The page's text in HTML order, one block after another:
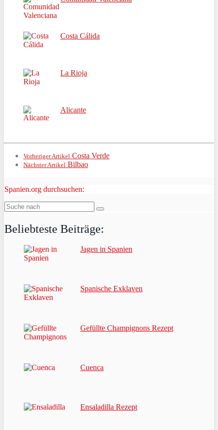
Costa Cálida
La Rioja
Alicante
Vorheriger Artikel Costa Verde
Nächster Artikel Bilbao
Spanien.org durchsuchen:
Beliebteste Beiträge:
Jagen in Spanien
Spanische Exklaven
Gefüllte Champignons Rezept
Cuenca
Ensaladilla Rezept